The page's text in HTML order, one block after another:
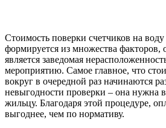
Стоимость поверки счетчиков на
формируется из множества факторов,
является заведомая
мероприятию. Самое главное, что
вокруг в очередной раз начинаются
невыгодности проверки – она нужна
жильцу. Благодаря этой процедуре,
выгоднее, чем по нормативу.